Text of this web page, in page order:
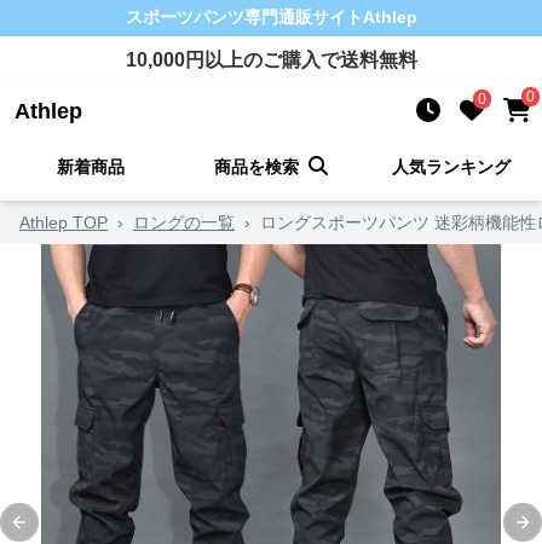
スポーツパンツ専門通販サイト Athlep
10,000円以上のご購入で送料無料
Athlep 0 0
新着商品 商品を検索 人気ランキング
Athlep TOP › ロングの一覧 › ロングスポーツパンツ 迷彩柄機能
Previous slide